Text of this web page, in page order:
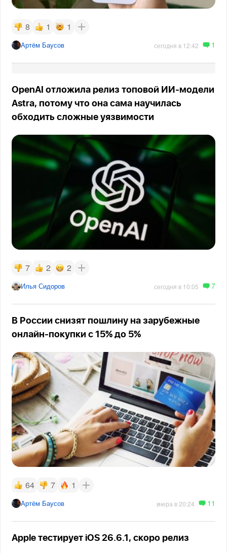
8 1 1
Артём Баусов сегодня в 12:42 1
OpenAI отложила релиз топовой ИИ-модели
Astra, потому что она сама научилась
обходить сложные уязвимости
7 2 2
Илья Сидоров сегодня в 10:05 7
В России снизят пошлину на зарубежные
онлайн-покупки с 15% до 5%
64 7 1
Артём Баусов вчера в 20:24 11
Apple тестирует iOS 26.6.1, скоро релиз